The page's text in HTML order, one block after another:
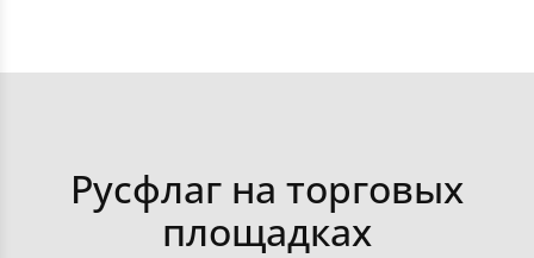
Флаги краев РФ
Получить консультацию
Русфлаг на торговых
площадках